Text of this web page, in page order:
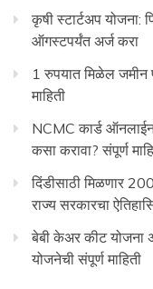
कृषी स्टार्टअप योजना:
ऑगस्टपर्यंत अर्ज करा
1 रुपयात मिळेल जमीन
माहिती
NCMC कार्ड
कसा करावा? संपूर्ण
दिंडीसाठी मिळणार
राज्य सरकारचा
बेबी केअर कीट योजना
योजनेची संपूर्ण माहिती